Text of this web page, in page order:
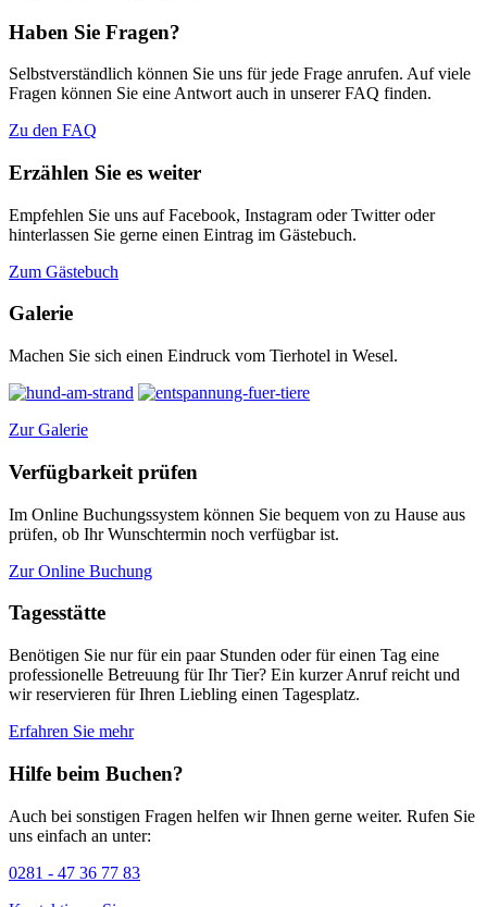
Haben Sie Fragen?
Selbstverständlich können Sie uns für jede Frage anrufen. Auf viele
Fragen können Sie eine Antwort auch in unserer FAQ finden.
Zu den FAQ
Erzählen Sie es weiter
Empfehlen Sie uns auf Facebook, Instagram oder Twitter oder
hinterlassen Sie gerne einen Eintrag im Gästebuch.
Zum Gästebuch
Galerie
Machen Sie sich einen Eindruck vom Tierhotel in Wesel.
Zur Galerie
Verfügbarkeit prüfen
Im Online Buchungssystem können Sie bequem von zu Hause aus
prüfen, ob Ihr Wunschtermin noch verfügbar ist.
Zur Online Buchung
Tagesstätte
Benötigen Sie nur für ein paar Stunden oder für einen Tag eine
professionelle Betreuung für Ihr Tier? Ein kurzer Anruf reicht und
wir reservieren für Ihren Liebling einen Tagesplatz.
Erfahren Sie mehr
Hilfe beim Buchen?
Auch bei sonstigen Fragen helfen wir Ihnen gerne weiter. Rufen Sie
uns einfach an unter:
0281 - 47 36 77 83